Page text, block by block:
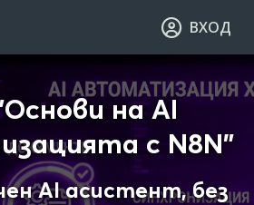
съдържание
ВХОД
на AI
с N8N"
AI асистент, без